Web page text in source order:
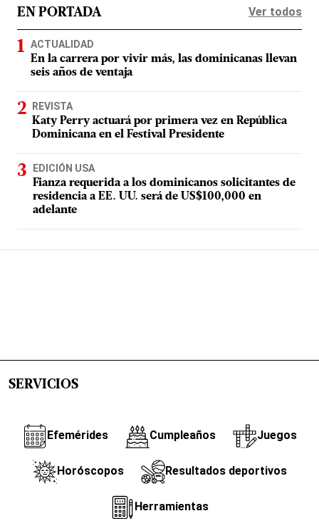
EN PORTADA Ver todos
ACTUALIDAD
En la carrera por vivir más, las dominicanas llevan
seis años de ventaja
REVISTA
Katy Perry actuará por primera vez en República
Dominicana en el Festival Presidente
EDICIÓN USA
Fianza requerida a los dominicanos solicitantes de
residencia a EE. UU. será de US$100,000 en
adelante
SERVICIOS
Efemérides Cumpleaños Juegos
Horóscopos Resultados deportivos
Herramientas